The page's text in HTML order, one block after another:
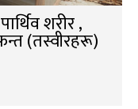
शरीर ,
(तस्वीरहरू)